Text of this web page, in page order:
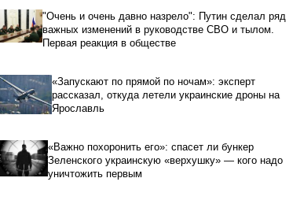
"Очень и очень давно назрело": Путин сделал ряд
важных изменений в руководстве СВО и тылом.
Первая реакция в обществе
«Запускают по прямой по ночам»: эксперт
рассказал, откуда летели украинские дроны на
Ярославль
«Важно похоронить его»: спасет ли бункер
Зеленского украинскую «верхушку» — кого надо
уничтожить первым